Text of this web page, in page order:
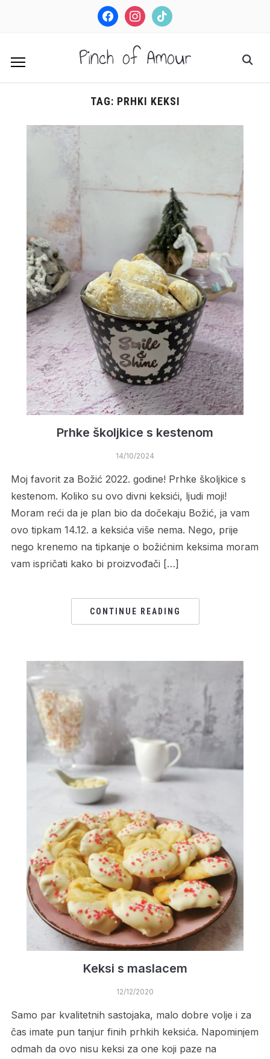
facebookinstagramtiktok
Pinch of Amour
TAG: PRHKI KEKSI
Prhke školjkice s kestenom
14/10/2024
Moj favorit za Božić 2022. godine! Prhke školjkice s
kestenom. Koliko su ovo divni keksići, ljudi moji!
Moram reći da je plan bio da dočekaju Božić, ja vam
ovo tipkam 14.12. a keksića više nema. Nego, prije
nego krenemo na tipkanje o božićnim keksima moram
vam ispričati kako bi proizvođači […]
CONTINUE READING
Keksi s maslacem
12/12/2020
Samo par kvalitetnih sastojaka, malo dobre volje i za
čas imate pun tanjur finih prhkih keksića. Napominjem
odmah da ovo nisu keksi za one koji paze na